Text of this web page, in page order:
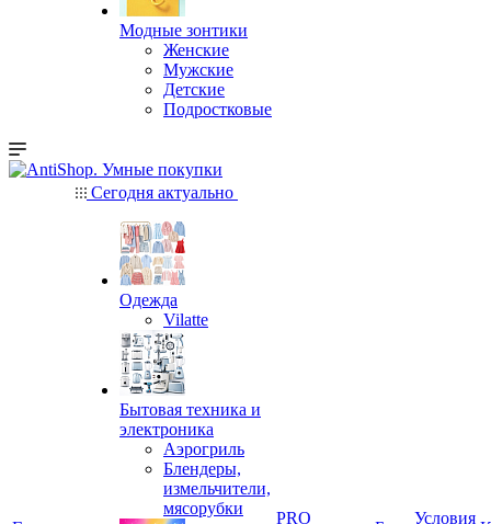
Модные зонтики
Женские
Мужские
Детские
Подростковые
Сегодня актуально
Одежда
Vilatte
Бытовая техника и
электроника
Аэрогриль
Блендеры,
измельчители,
мясорубки
PRO
Условия